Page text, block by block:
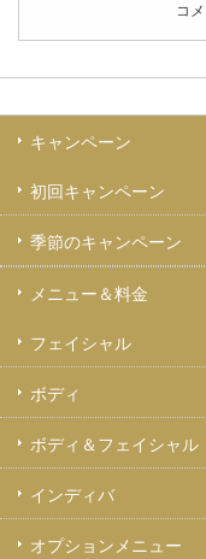
コ
キャンペーン
初回キャンペーン
季節のキャンペーン
メニュー＆料金
フェイシャル
ボディ
ボディ＆フェイシャル
インディバ
オプションメニュー